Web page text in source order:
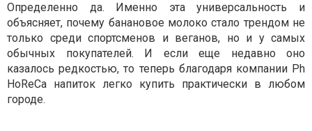
Определенно да. Именно эта универсальность и
объясняет, почему банановое молоко стало трендом не
только среди спортсменов и веганов, но и у самых
обычных покупателей. И если еще недавно оно
казалось редкостью, то теперь благодаря компании Ph
HoReCa напиток легко купить практически в любом
городе.